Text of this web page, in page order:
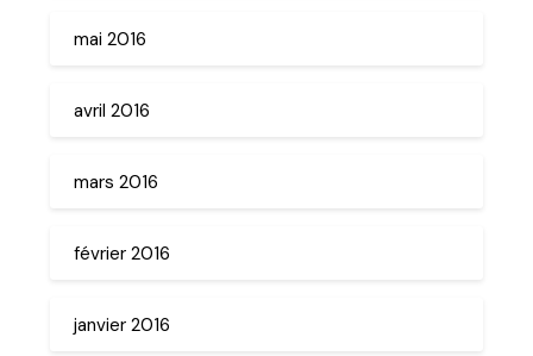
mai 2016
avril 2016
mars 2016
février 2016
janvier 2016